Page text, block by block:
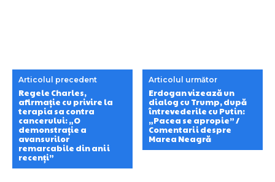
Articolul precedent
Regele Charles,
afirmație cu privire la
terapia sa contra
cancerului: „O
demonstrație a
avansurilor
remarcabile din anii
recenți”
Articolul următor
Erdogan vizează un
dialog cu Trump, după
întrevederile cu Putin:
„Pacea se apropie” /
Comentarii despre
Marea Neagră